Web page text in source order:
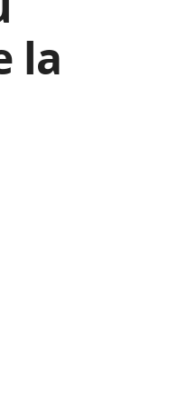
la